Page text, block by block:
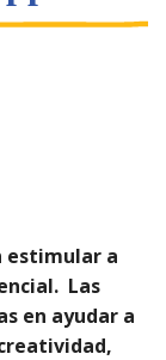
estimular a
Las
en ayudar a